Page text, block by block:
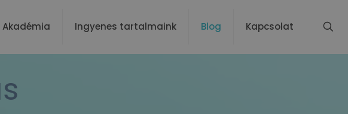
Akadémia Ingyenes tartalmaink Blog Kapcsolat